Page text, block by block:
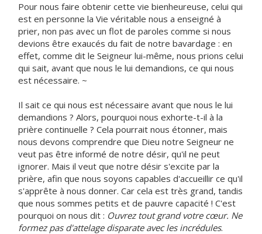
Pour nous faire obtenir cette vie bienheureuse, celui qui
est en personne la Vie véritable nous a enseigné à
prier, non pas avec un flot de paroles comme si nous
devions être exaucés du fait de notre bavardage : en
effet, comme dit le Seigneur lui-même, nous prions celui
qui sait, avant que nous le lui demandions, ce qui nous
est nécessaire. ~
Il sait ce qui nous est nécessaire avant que nous le lui
demandions ? Alors, pourquoi nous exhorte-t-il à la
prière continuelle ? Cela pourrait nous étonner, mais
nous devons comprendre que Dieu notre Seigneur ne
veut pas être informé de notre désir, qu'il ne peut
ignorer. Mais il veut que notre désir s'excite par la
prière, afin que nous soyons capables d'accueillir ce qu'il
s'apprête à nous donner. Car cela est très grand, tandis
que nous sommes petits et de pauvre capacité ! C'est
pourquoi on nous dit : Ouvrez tout grand votre cœur. Ne
formez pas d'attelage disparate avec les incrédules.